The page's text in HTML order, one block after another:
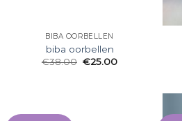
BIBA OORBELLEN
biba oorbellen
€38.00 €25.00